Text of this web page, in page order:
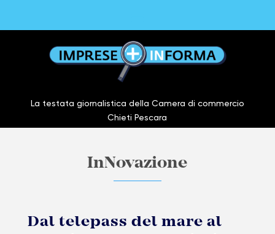
La testata giornalistica della Camera di commercio
Chieti Pescara
InNovazione
Dal telepass del mare al